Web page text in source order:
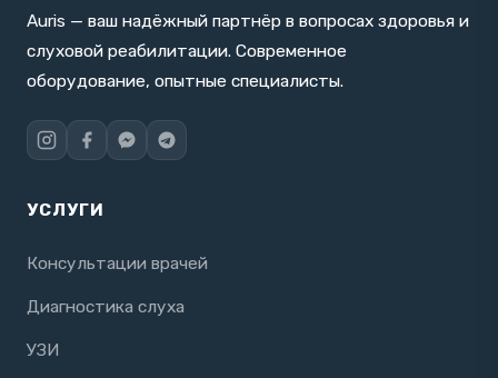
Auris — ваш надёжный партнёр в вопросах здоровья и
слуховой реабилитации. Современное
оборудование, опытные специалисты.
УСЛУГИ
Консультации врачей
Диагностика слуха
УЗИ